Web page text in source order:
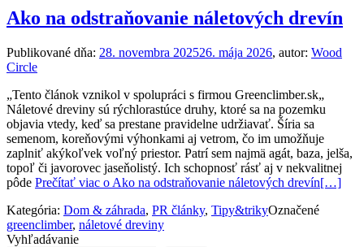
Ako na odstraňovanie náletových drevín
Publikované dňa: 28. novembra 202526. mája 2026, autor: Wood
Circle
„Tento článok vznikol v spolupráci s firmou Greenclimber.sk„
Náletové dreviny sú rýchlorastúce druhy, ktoré sa na pozemku
objavia vtedy, keď sa prestane pravidelne udržiavať. Šíria sa
semenom, koreňovými výhonkami aj vetrom, čo im umožňuje
zaplniť akýkoľvek voľný priestor. Patrí sem najmä agát, baza, jelša,
topoľ či javorovec jaseňolistý. Ich schopnosť rásť aj v nekvalitnej
pôde Prečítať viac o Ako na odstraňovanie náletových drevín[…]
Kategória: Dom & záhrada, PR články, Tipy&trikyOznačené
greenclimber, náletové dreviny
Vyhľadávanie